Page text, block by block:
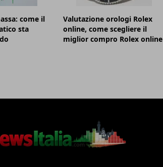
come il
sta
Valutazione orologi Rolex
online, come scegliere il
miglior compro Rolex online